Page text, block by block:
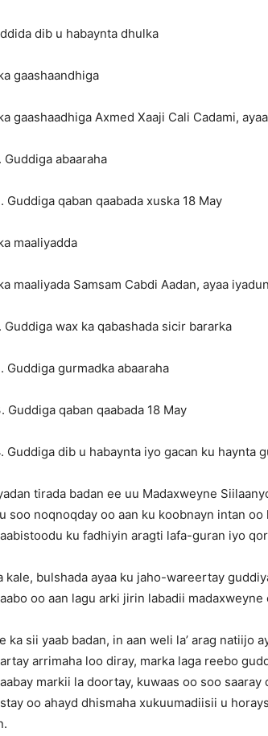
dib u habaynta dhulka
gaashaandhiga
gaashaadhiga Axmed Xaaji Cali Cadami,
Guddiga abaaraha
Guddiga qaban qaabada xuska 18 May
maaliyadda
maaliyada Samsam Cabdi Aadan, ayaa
Guddiga wax ka qabashada sicir bararka
Guddiga gurmadka abaaraha
Guddiga qaban qaabada 18 May
Guddiga dib u habaynta iyo gacan ku haynta
tirada badan ee uu Madaxweyne
soo noqnoqday oo aan ku koobnayn intan
ku fadhiyin aragti lafa-guran iyo
kale, bulshada ayaa ku jaho-wareertay
oo aan lagu arki jirin labadii madaxweyne
ka sii yaab badan, in aan weli la’ arag natiijo
arrimaha loo diray, marka laga reebo
markii la doortay, kuwaas oo soo
oo ahayd dhismaha xukuumadiisii u